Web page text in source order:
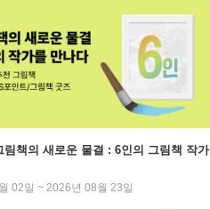
림책의 새로운 물결 : 6인의 그림책 작가
02일 ~ 2026년 08월 23일